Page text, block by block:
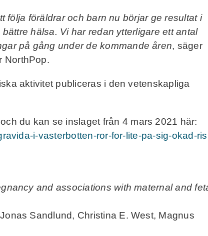
följa föräldrar och barn nu börjar ge resultat i
hälsa. Vi har redan ytterligare ett antal
på gång under de kommande åren, säger
NorthPop.
aktivitet publiceras i den vetenskapliga
du kan se inslaget från 4 mars 2021 här:
i-vasterbotten-ror-for-lite-pa-sig-okad-
and associations with maternal and
Sandlund, Christina E. West, Magnus